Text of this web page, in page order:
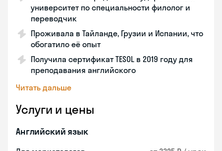
университет по специальности филолог и
переводчик
Проживала в Тайланде, Грузии и Испании, что
обогатило её опыт
Получила сертификат TESOL в 2019 году для
преподавания английского
Читать дальше
Услуги и цены
Английский язык